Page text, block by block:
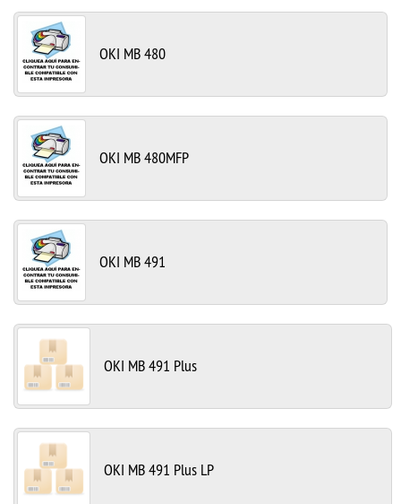
OKI MB 480
OKI MB 480MFP
OKI MB 491
OKI MB 491 Plus
OKI MB 491 Plus LP